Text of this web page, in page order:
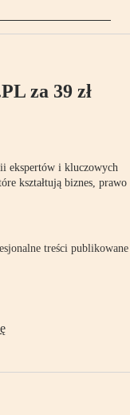
za 39 zł
ekspertów i kluczowych
kształtują biznes, prawo
treści publikowane